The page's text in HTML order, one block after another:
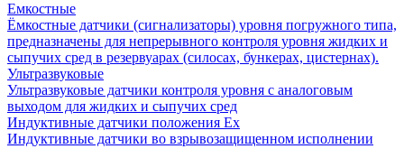
Емкостные
Ёмкостные датчики (сигнализаторы) уровня погружного типа,
предназначены для непрерывного контроля уровня жидких и
сыпучих сред в резервуарах (силосах, бункерах, цистернах).
Ультразвуковые
Ультразвуковые датчики контроля уровня с аналоговым
выходом для жидких и сыпучих сред
Индуктивные датчики положения Ех
Индуктивные датчики во взрывозащищенном исполнении